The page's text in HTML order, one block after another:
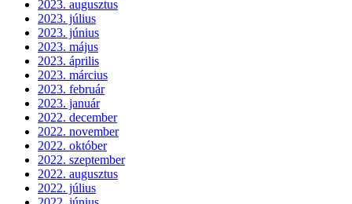
2023. augusztus
2023. július
2023. június
2023. május
2023. április
2023. március
2023. február
2023. január
2022. december
2022. november
2022. október
2022. szeptember
2022. augusztus
2022. július